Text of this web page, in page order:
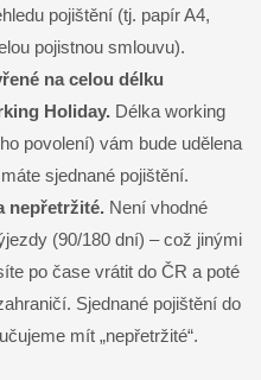
pojištění (tj. papír A4,
pojistnou smlouvu).
na celou délku
Holiday. Délka working
povolení) vám bude udělena
sjednané pojištění.
nepřetržité. Není vhodné
(90/180 dní) – což jinými
po čase vrátit do ČR a poté
Sjednané pojištění do
mít „nepřetržité“.